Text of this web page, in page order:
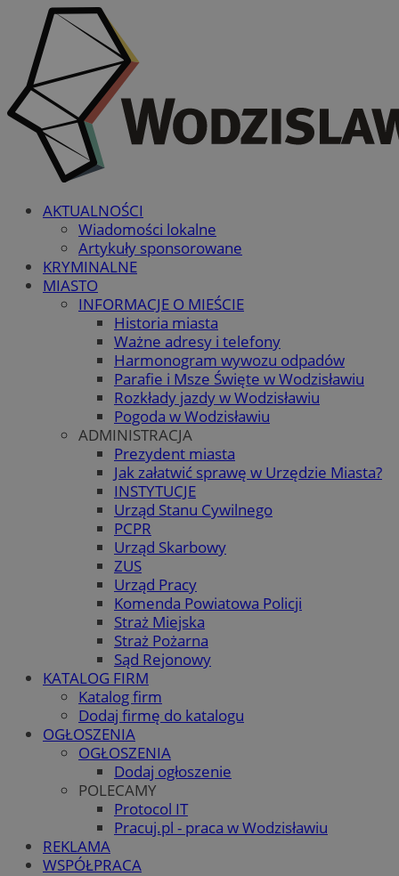
AKTUALNOŚCI
Wiadomości lokalne
Artykuły sponsorowane
KRYMINALNE
MIASTO
INFORMACJE O MIEŚCIE
Historia miasta
Ważne adresy i telefony
Harmonogram wywozu odpadów
Parafie i Msze Święte w Wodzisławiu
Rozkłady jazdy w Wodzisławiu
Pogoda w Wodzisławiu
ADMINISTRACJA
Prezydent miasta
Jak załatwić sprawę w Urzędzie Miasta?
INSTYTUCJE
Urząd Stanu Cywilnego
PCPR
Urząd Skarbowy
ZUS
Urząd Pracy
Komenda Powiatowa Policji
Straż Miejska
Straż Pożarna
Sąd Rejonowy
KATALOG FIRM
Katalog firm
Dodaj firmę do katalogu
OGŁOSZENIA
OGŁOSZENIA
Dodaj ogłoszenie
POLECAMY
Protocol IT
Pracuj.pl - praca w Wodzisławiu
REKLAMA
WSPÓŁPRACA